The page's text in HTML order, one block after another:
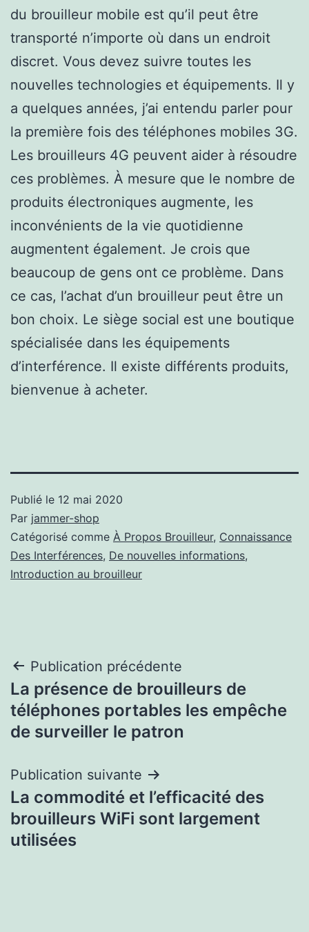
du brouilleur mobile est qu’il peut être
transporté n’importe où dans un endroit
discret. Vous devez suivre toutes les
nouvelles technologies et équipements. Il y
a quelques années, j’ai entendu parler pour
la première fois des téléphones mobiles 3G.
Les brouilleurs 4G peuvent aider à résoudre
ces problèmes. À mesure que le nombre de
produits électroniques augmente, les
inconvénients de la vie quotidienne
augmentent également. Je crois que
beaucoup de gens ont ce problème. Dans
ce cas, l’achat d’un brouilleur peut être un
bon choix. Le siège social est une boutique
spécialisée dans les équipements
d’interférence. Il existe différents produits,
bienvenue à acheter.
Publié le 12 mai 2020
Par jammer-shop
Catégorisé comme À Propos Brouilleur, Connaissance
Des Interférences, De nouvelles informations,
Introduction au brouilleur
Navigation
de
l’article
Publication précédente
La présence de brouilleurs de
téléphones portables les empêche
de surveiller le patron
Publication suivante
La commodité et l’efficacité des
brouilleurs WiFi sont largement
utilisées